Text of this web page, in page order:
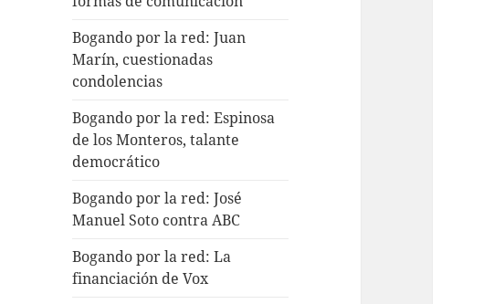
Bogando por la red: Juan
Marín, cuestionadas
condolencias
Bogando por la red: Espinosa
de los Monteros, talante
democrático
Bogando por la red: José
Manuel Soto contra ABC
Bogando por la red: La
financiación de Vox